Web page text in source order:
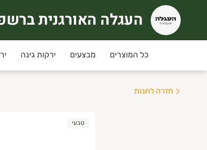
העגלה האורגנית ברשפון
העגלה האורגנית
כל המוצרים מבצעים ירקות גינה
חזרה לחנות
טבעי